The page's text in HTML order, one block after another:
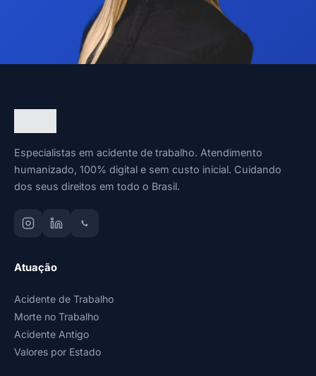
Especialistas em acidente de trabalho. Atendimento
humanizado, 100% digital e sem custo inicial. Cuidando
dos seus direitos em todo o Brasil.
Atuação
Acidente de Trabalho
Morte no Trabalho
Acidente Antigo
Valores por Estado